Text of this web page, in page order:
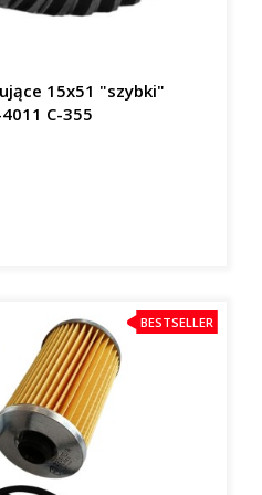
15x51 "szybki"
C-355
BESTSELLER